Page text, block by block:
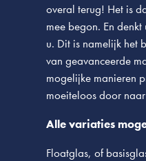
overal terug! Het is
mee begon. En
u. Dit is namelijk het
van geavanceerde
mogelijke manieren
moeiteloos door
Alle variaties
Floatglas, of